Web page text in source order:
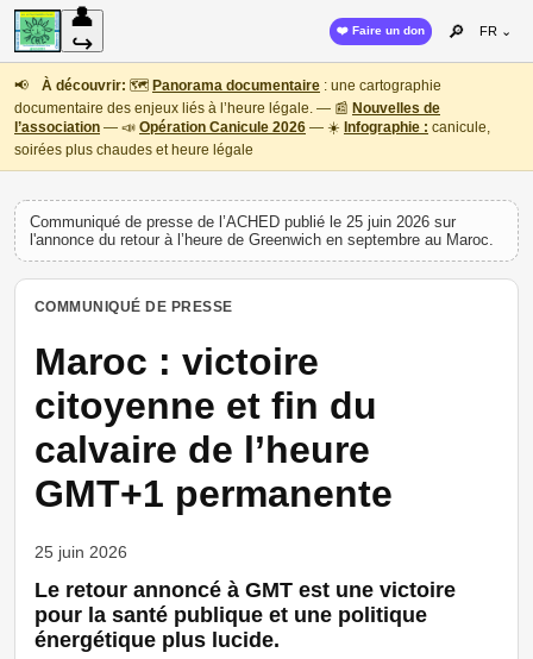
👤
↪
❤️ Faire un don 🔎 FR ⌄
📢 À découvrir: 🗺️ Panorama documentaire : une cartographie
documentaire des enjeux liés à l’heure légale. — 📰 Nouvelles de
l’association — 📣 Opération Canicule 2026 — ☀️ Infographie : canicule,
soirées plus chaudes et heure légale
Communiqué de presse de l’ACHED publié le 25 juin 2026 sur
l'annonce du retour à l’heure de Greenwich en septembre au Maroc.
COMMUNIQUÉ DE PRESSE
Maroc : victoire
citoyenne et fin du
calvaire de l’heure
GMT+1 permanente
25 juin 2026
Le retour annoncé à GMT est une victoire
pour la santé publique et une politique
énergétique plus lucide.